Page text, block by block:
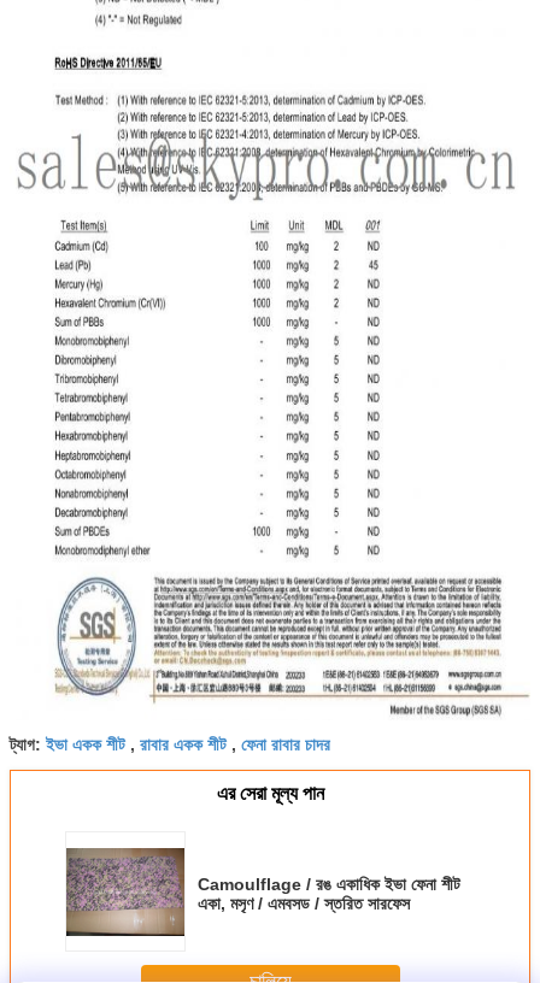
ট্যাগ:ইভা একক শীট, রাবার একক শীট, ফেনা রাবার চাদর
এর সেরা মূল্য পান
Camoulflage / রঙ একাধিক ইভা ফেনা শীট
একা, মসৃণ / এমবসড / স্তরিত সারফেস